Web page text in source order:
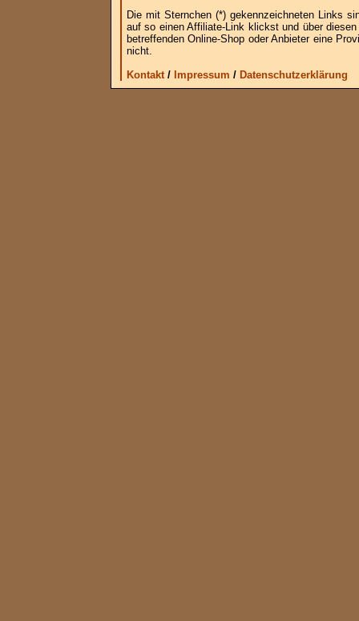
Die mit Sternchen (*) gekennzeichneten Links
auf so einen Affiliate-Link klickst und über
betreffenden Online-Shop oder Anbieter eine
nicht.
Kontakt/ Impressum / Datenschutzerklärung